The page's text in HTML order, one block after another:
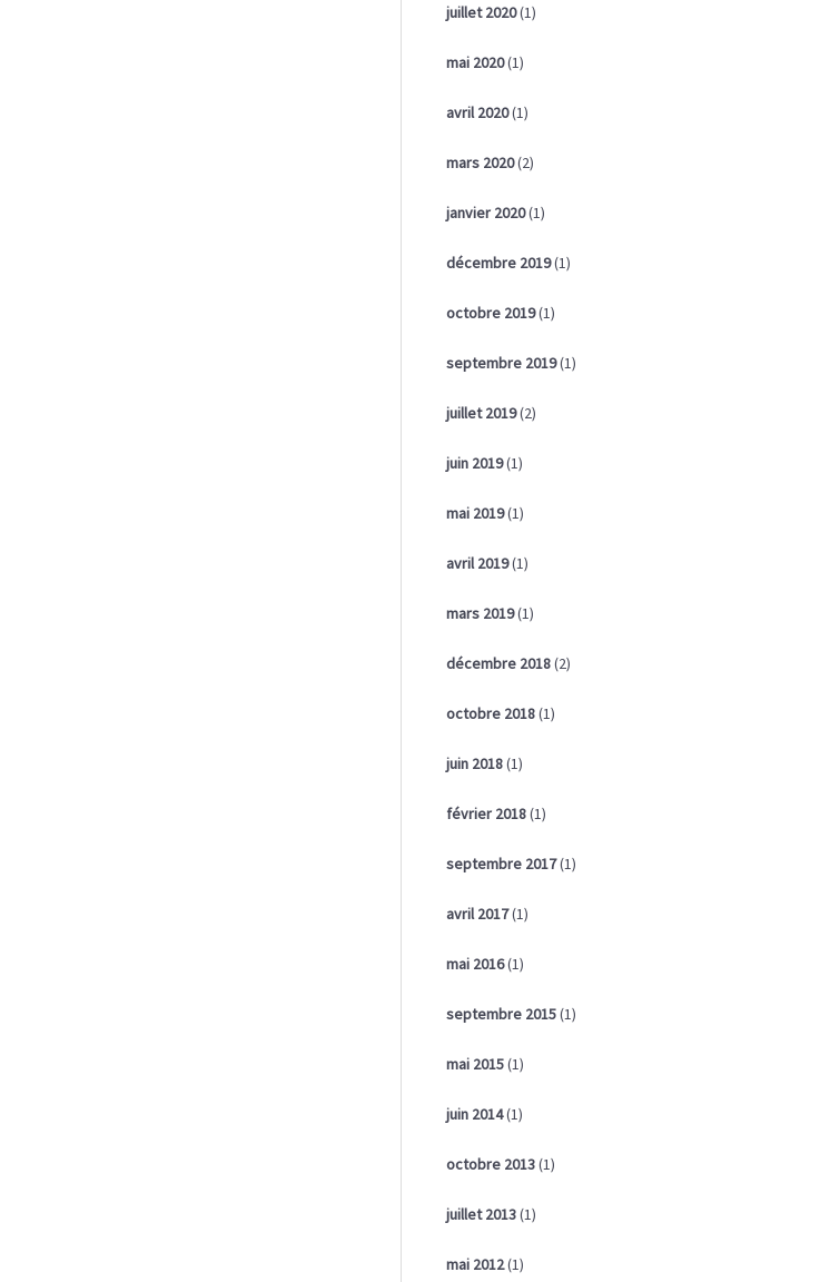
juillet 2020(1)
mai 2020(1)
avril 2020(1)
mars 2020(2)
janvier 2020(1)
décembre 2019(1)
octobre 2019(1)
septembre 2019(1)
juillet 2019(2)
juin 2019(1)
mai 2019(1)
avril 2019(1)
mars 2019(1)
décembre 2018(2)
octobre 2018(1)
juin 2018(1)
février 2018(1)
septembre 2017(1)
avril 2017(1)
mai 2016(1)
septembre 2015(1)
mai 2015(1)
juin 2014(1)
octobre 2013(1)
juillet 2013(1)
mai 2012(1)